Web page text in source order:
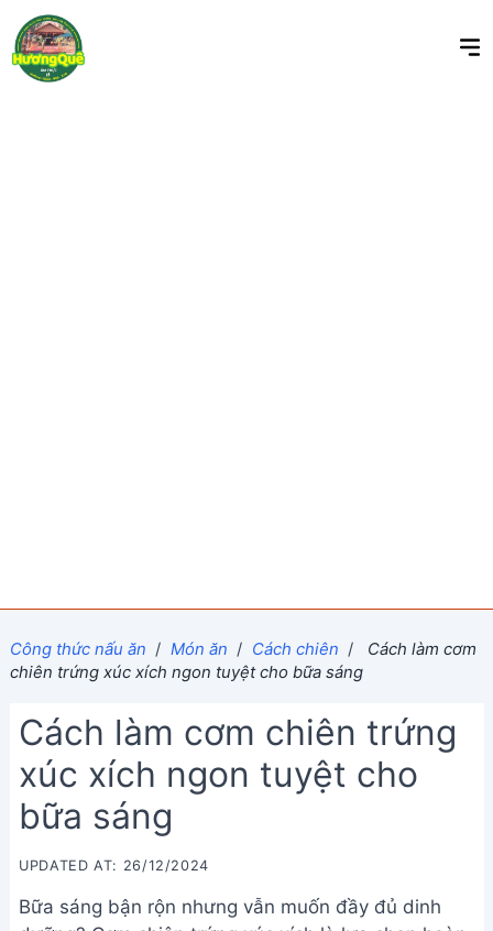
Công thức nấu ăn / Món ăn / Cách chiên /
Cách làm cơm
chiên trứng xúc xích ngon tuyệt cho bữa sáng
Cách làm cơm chiên trứng
xúc xích ngon tuyệt cho
bữa sáng
UPDATED AT: 26/12/2024
Bữa sáng bận rộn nhưng vẫn muốn đầy đủ dinh